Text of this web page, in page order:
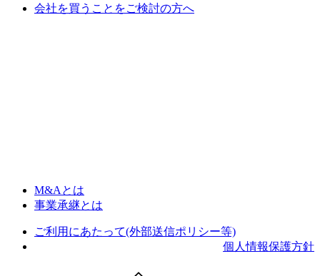
会社を買うことをご検討の方へ
M&Aとは
事業承継とは
ご利用にあたって(外部送信ポリシー等)
個人情報保護方針